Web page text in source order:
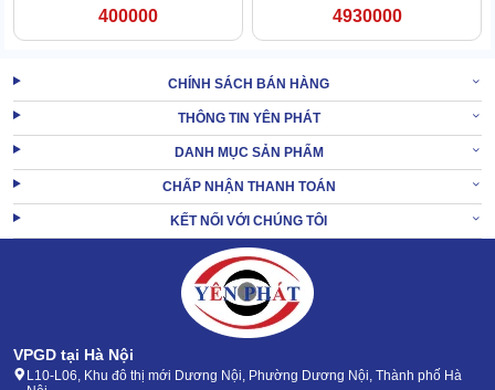
3. Tổng kho Yên Phát - địa chỉ bán súng bơm mỡ
Tổng kho Yên Phát là 1 trong những địa chỉ uy tín chuyên cung
cấp các loạimáy bơm mỡ giá rẻ
Đơn vị cam kết mang đến cho khách hàng các sản phẩm với giá
400000 4930000
CHÍNH SÁCH BÁN HÀNG
THÔNG TIN YÊN PHÁT
DANH MỤC SẢN PHẨM
CHẤP NHẬN THANH TOÁN
KẾT NỐI VỚI CHÚNG TÔI
VPGD tại Hà Nội
L10-L06, Khu đô thị mới Dương Nội, Phường Dương Nội, Thành phố Hà